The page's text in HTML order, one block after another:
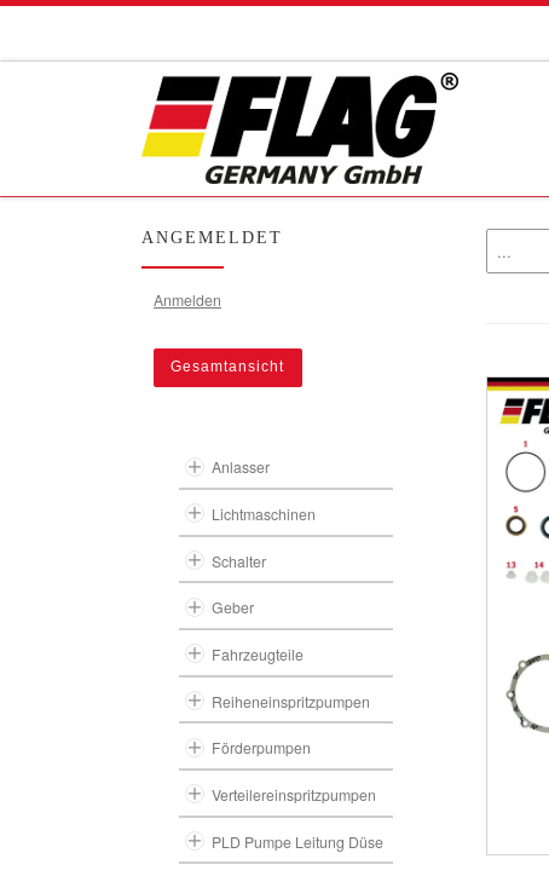
ANGEMELDET
Anmelden
Gesamtansicht
Anlasser
Lichtmaschinen
Schalter
Geber
Fahrzeugteile
Reiheneinspritzpumpen
Förderpumpen
Verteilereinspritzpumpen
PLD Pumpe Leitung Düse